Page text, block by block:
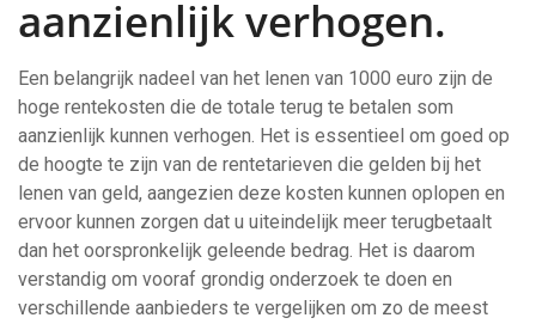
aanzienlijk verhogen.
Een belangrijk nadeel van het lenen van 1000 euro zijn de
hoge rentekosten die de totale terug te betalen som
aanzienlijk kunnen verhogen. Het is essentieel om goed op
de hoogte te zijn van de rentetarieven die gelden bij het
lenen van geld, aangezien deze kosten kunnen oplopen en
ervoor kunnen zorgen dat u uiteindelijk meer terugbetaalt
dan het oorspronkelijk geleende bedrag. Het is daarom
verstandig om vooraf grondig onderzoek te doen en
verschillende aanbieders te vergelijken om zo de meest